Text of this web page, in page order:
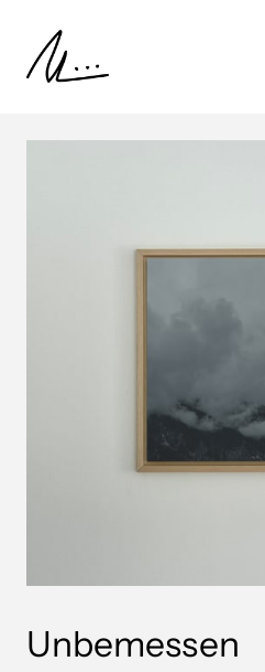
Unbemessen